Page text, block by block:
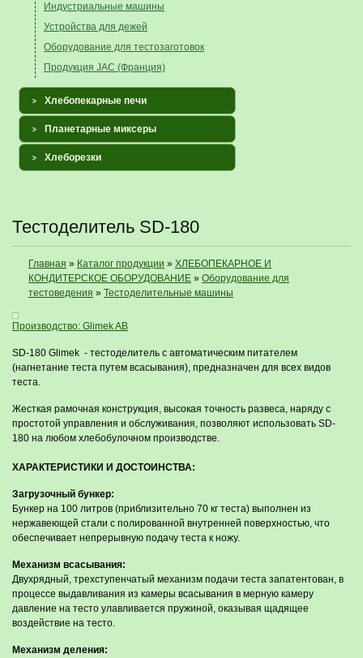
Индустриальные машины
Устройства для дежей
Оборудование для тестозаготовок
Продукция JAC (Франция)
Хлебопекарные печи
Планетарные миксеры
Хлеборезки
Тестоделитель SD-180
Главная » Каталог продукции » ХЛЕБОПЕКАРНОЕ И
КОНДИТЕРСКОЕ ОБОРУДОВАНИЕ » Оборудование для
тестоведения » Тестоделительные машины
Производство: Glimek AB
SD-180 Glimek - тестоделитель с автоматическим питателем
(нагнетание теста путем всасывания), предназначен для всех видов
теста.
Жесткая рамочная конструкция, высокая точность развеса, наряду с
простотой управления и обслуживания, позволяют использовать SD-
180 на любом хлебобулочном производстве.
ХАРАКТЕРИСТИКИ И ДОСТОИНСТВА:
Загрузочный бункер:
Бункер на 100 литров (приблизительно 70 кг теста) выполнен из
нержавеющей стали с полированной внутренней поверхностью, что
обеспечивает непрерывную подачу теста к ножу.
Механизм всасывания:
Двухрядный, трехступенчатый механизм подачи теста запатентован, в
процессе выдавливания из камеры всасывания в мерную камеру
давление на тесто улавливается пружиной, оказывая щадящее
воздействие на тесто.
Механизм деления: